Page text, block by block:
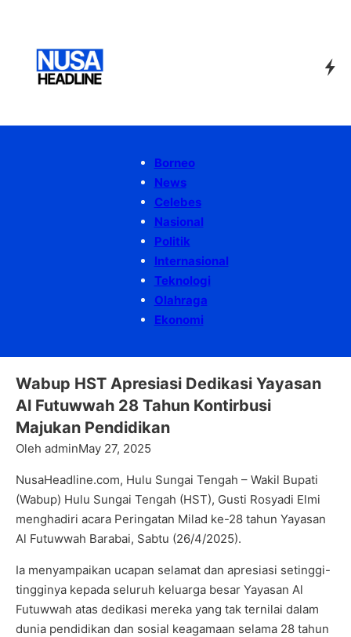
Borneo
News
Celebes
Nasional
Politik
Internasional
Teknologi
Olahraga
Ekonomi
Wabup HST Apresiasi Dedikasi Yayasan
Al Futuwwah 28 Tahun Kontirbusi
Majukan Pendidikan
Oleh adminMay 27, 2025
NusaHeadline.com, Hulu Sungai Tengah – Wakil Bupati
(Wabup) Hulu Sungai Tengah (HST), Gusti Rosyadi Elmi
menghadiri acara Peringatan Milad ke-28 tahun Yayasan
Al Futuwwah Barabai, Sabtu (26/4/2025).
Ia menyampaikan ucapan selamat dan apresiasi setinggi-
tingginya kepada seluruh keluarga besar Yayasan Al
Futuwwah atas dedikasi mereka yang tak ternilai dalam
dunia pendidikan dan sosial keagamaan selama 28 tahun